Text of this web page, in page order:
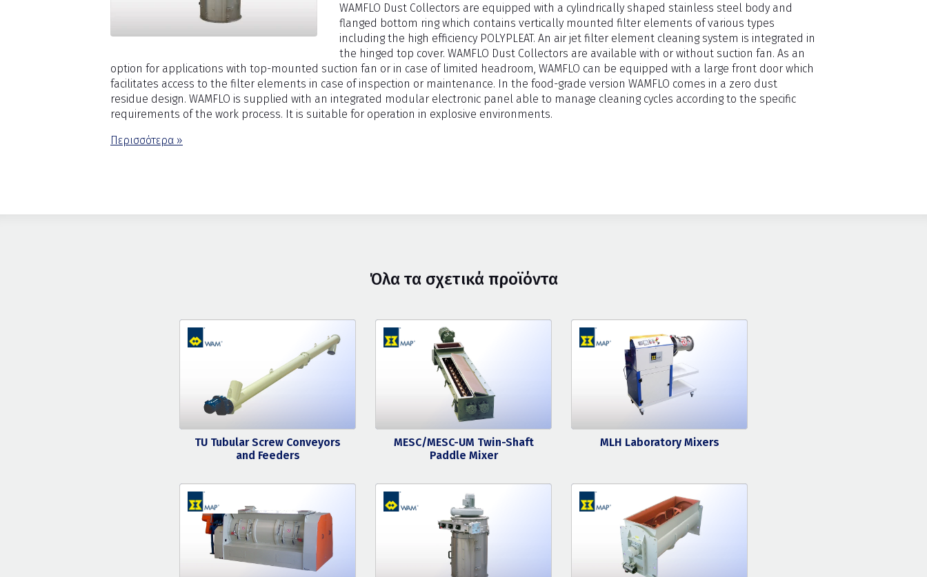
WAMFLO Dust Collectors are equipped with a cylindrically shaped stainless steel body and
flanged bottom ring which contains vertically mounted filter elements of various types
including the high efficiency POLYPLEAT. An air jet filter element cleaning system is integrated in
the hinged top cover. WAMFLO Dust Collectors are available with or without suction fan. As an
option for applications with top-mounted suction fan or in case of limited headroom, WAMFLO can be equipped with a large front door which
facilitates access to the filter elements in case of inspection or maintenance. In the food-grade version WAMFLO comes in a zero dust
residue design. WAMFLO is supplied with an integrated modular electronic panel able to manage cleaning cycles according to the specific
requirements of the work process. It is suitable for operation in explosive environments.
Περισσότερα »
Όλα τα σχετικά προϊόντα
TU Tubular Screw Conveyors
and Feeders
MESC/MESC-UM Twin-Shaft
Paddle Mixer
MLH Laboratory Mixers